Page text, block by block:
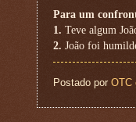
Para um
1. Teve algum
2. João foi
Postado por OTC